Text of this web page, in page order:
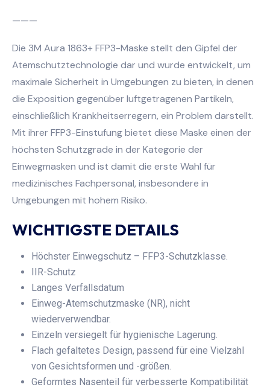
———
Die 3M Aura 1863+ FFP3-Maske stellt den Gipfel der
Atemschutztechnologie dar und wurde entwickelt, um
maximale Sicherheit in Umgebungen zu bieten, in denen
die Exposition gegenüber luftgetragenen Partikeln,
einschließlich Krankheitserregern, ein Problem darstellt.
Mit ihrer FFP3-Einstufung bietet diese Maske einen der
höchsten Schutzgrade in der Kategorie der
Einwegmasken und ist damit die erste Wahl für
medizinisches Fachpersonal, insbesondere in
Umgebungen mit hohem Risiko.
WICHTIGSTE DETAILS
Höchster Einwegschutz – FFP3-Schutzklasse.
IIR-Schutz
Langes Verfallsdatum
Einweg-Atemschutzmaske (NR), nicht
wiederverwendbar.
Einzeln versiegelt für hygienische Lagerung.
Flach gefaltetes Design, passend für eine Vielzahl
von Gesichtsformen und -größen.
Geformtes Nasenteil für verbesserte Kompatibilität